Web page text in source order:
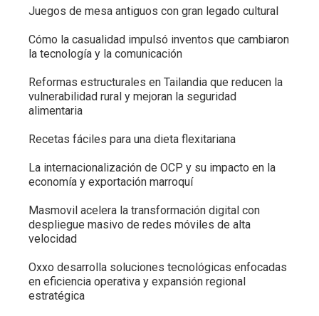
Juegos de mesa antiguos con gran legado cultural
Cómo la casualidad impulsó inventos que cambiaron
la tecnología y la comunicación
Reformas estructurales en Tailandia que reducen la
vulnerabilidad rural y mejoran la seguridad
alimentaria
Recetas fáciles para una dieta flexitariana
La internacionalización de OCP y su impacto en la
economía y exportación marroquí
Masmovil acelera la transformación digital con
despliegue masivo de redes móviles de alta
velocidad
Oxxo desarrolla soluciones tecnológicas enfocadas
en eficiencia operativa y expansión regional
estratégica